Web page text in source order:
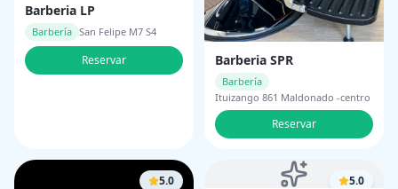
Barberia LP
Barbería San Felipe M7 S4
Reservar Barberia SPR
Barbería
Ituizango 861 Maldonado -centro
Reservar
5.0 5.0